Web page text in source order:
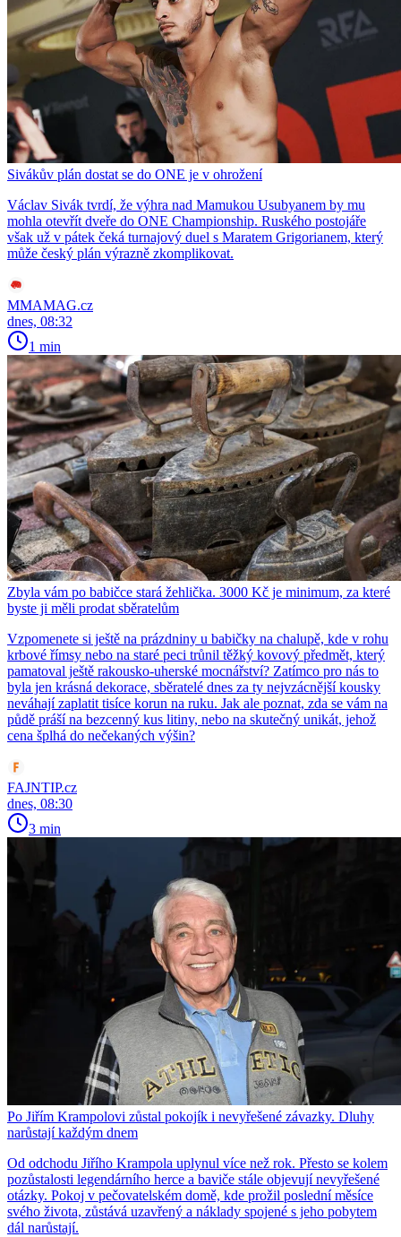
Sivákův plán dostat se do ONE je v ohrožení
Václav Sivák tvrdí, že výhra nad Mamukou Usubyanem by mu
mohla otevřít dveře do ONE Championship. Ruského postojáře
však už v pátek čeká turnajový duel s Maratem Grigorianem, který
může český plán výrazně zkomplikovat.
MMAMAG.cz
dnes, 08:32
1 min
Zbyla vám po babičce stará žehlička. 3000 Kč je minimum, za které
byste ji měli prodat sběratelům
Vzpomenete si ještě na prázdniny u babičky na chalupě, kde v rohu
krbové římsy nebo na staré peci trůnil těžký kovový předmět, který
pamatoval ještě rakousko-uherské mocnářství? Zatímco pro nás to
byla jen krásná dekorace, sběratelé dnes za ty nejvzácnější kousky
neváhají zaplatit tisíce korun na ruku. Jak ale poznat, zda se vám na
půdě práší na bezcenný kus litiny, nebo na skutečný unikát, jehož
cena šplhá do nečekaných výšin?
FAJNTIP.cz
dnes, 08:30
3 min
Po Jiřím Krampolovi zůstal pokojík i nevyřešené závazky. Dluhy
narůstají každým dnem
Od odchodu Jiřího Krampola uplynul více než rok. Přesto se kolem
pozůstalosti legendárního herce a baviče stále objevují nevyřešené
otázky. Pokoj v pečovatelském domě, kde prožil poslední měsíce
svého života, zůstává uzavřený a náklady spojené s jeho pobytem
dál narůstají.